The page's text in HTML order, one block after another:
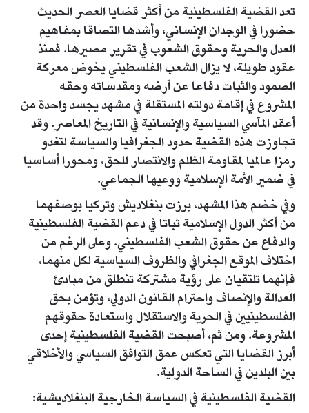
تعد القضية الفلسطينية من أكثر قضايا العصر الحديث
حضورا في الوجدان الإنساني، وأشدها التصاقا بمفاهيم
العدل والحرية وحقوق الشعوب في تقرير مصيرها. فمنذ
عقود طويلة، لا يزال الشعب الفلسطيني يخوض معركة
الصمود والثبات دفاعا عن أرضه ومقدساته وحقه
المشروع في إقامة دولته المستقلة في مشهد يجسد واحدة من
أعقد المآسي السياسية والإنسانية في التاريخ المعاصر. وقد
تجاوزت هذه القضية حدود الجغرافيا والسياسة لتغدو
رمزا عالميا لمقاومة الظلم والانتصار للحق، ومحورا أساسيا
في ضمير الأمة الإسلامية ووعيها الجماعي.
وفي خضم هذا المشهد، برزت بنغلاديش وتركيا بوصفهما
من أكثر الدول الإسلامية ثباتا في دعم القضية الفلسطينية
والدفاع عن حقوق الشعب الفلسطيني. وعلى الرغم من
اختلاف الموقع الجغرافي والظروف السياسية لكل منهما،
فإنهما تلتقيان على رؤية مشتركة تنطلق من مبادئ
العدالة والإنصاف واحترام القانون الدولي، وتؤمن بحق
الفلسطينيين في الحرية والاستقلال واستعادة حقوقهم
المشروعة. ومن ثم، أصبحت القضية الفلسطينية إحدى
أبرز القضايا التي تعكس عمق التوافق السياسي والأخلاقي
بين البلدين في الساحة الدولية.
القضية الفلسطينية في السياسة الخارجية البنغلاديشية: